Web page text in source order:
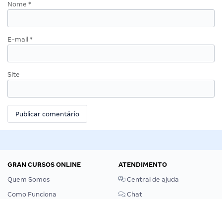
Nome *
E-mail *
Site
GRAN CURSOS ONLINE
Quem Somos
Como Funciona
ATENDIMENTO
Central de ajuda
Chat